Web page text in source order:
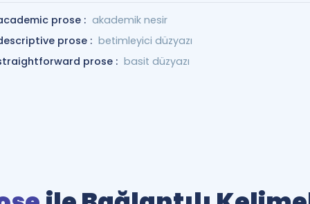
prose : akademik nesir
prose : betimleyici düzyazı
prose : basit düzyazı